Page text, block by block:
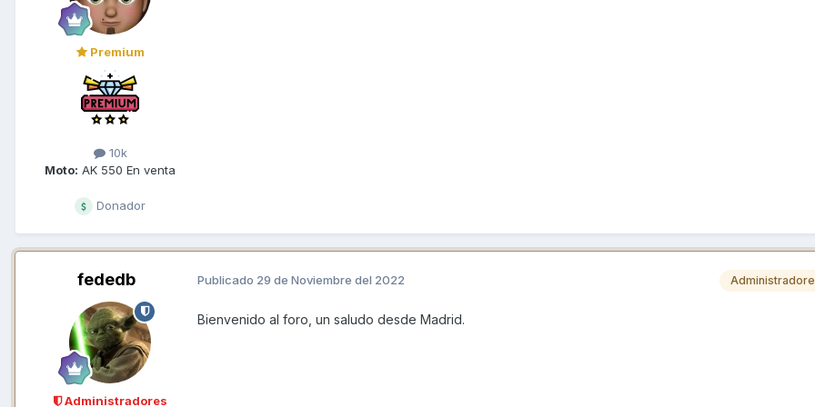
Premium
10k
Moto: AK 550 En venta
Donador
fededb
Administradores
Publicado 29 de Noviembre del 2022
Bienvenido al foro, un saludo desde Madrid.